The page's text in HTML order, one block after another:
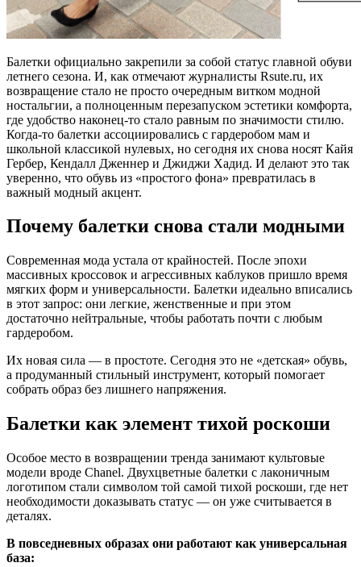
Балетки официально закрепили за собой статус главной обуви
летнего сезона. И, как отмечают журналисты Rsute.ru, их
возвращение стало не просто очередным витком модной
ностальгии, а полноценным перезапуском эстетики комфорта,
где удобство наконец-то стало равным по значимости стилю.
Когда-то балетки ассоциировались с гардеробом мам и
школьной классикой нулевых, но сегодня их снова носят Кайя
Гербер, Кендалл Дженнер и Джиджи Хадид. И делают это так
уверенно, что обувь из «простого фона» превратилась в
важный модный акцент.
Почему балетки снова стали модными
Современная мода устала от крайностей. После эпохи
массивных кроссовок и агрессивных каблуков пришло время
мягких форм и универсальности. Балетки идеально вписались
в этот запрос: они легкие, женственные и при этом
достаточно нейтральные, чтобы работать почти с любым
гардеробом.
Их новая сила — в простоте. Сегодня это не «детская» обувь,
а продуманный стильный инструмент, который помогает
собрать образ без лишнего напряжения.
Балетки как элемент тихой роскоши
Особое место в возвращении тренда занимают культовые
модели вроде Chanel. Двухцветные балетки с лаконичным
логотипом стали символом той самой тихой роскоши, где нет
необходимости доказывать статус — он уже считывается в
деталях.
В повседневных образах они работают как универсальная
база: